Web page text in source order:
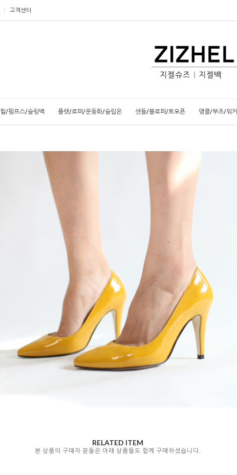
고객센터
힐/펌프스/슬링백 플랫/로퍼/운동화/슬립온 샌들/블로퍼/토오픈 앵클/부츠/워커
RELATED ITEM
본 상품의 구매자 분들은 아래 상품들도 함께 구매하셨습니다.